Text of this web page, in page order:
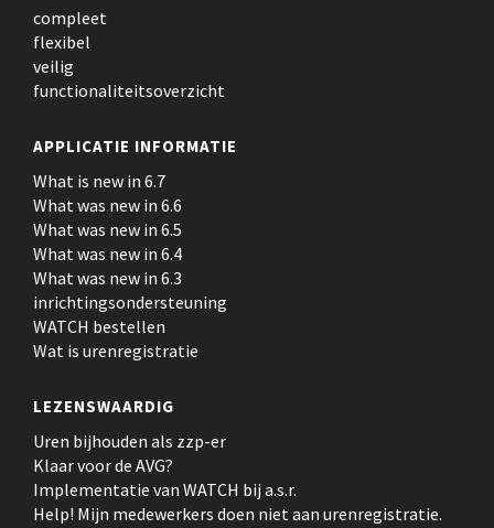
compleet
flexibel
veilig
functionaliteitsoverzicht
APPLICATIE INFORMATIE
What is new in 6.7
What was new in 6.6
What was new in 6.5
What was new in 6.4
What was new in 6.3
inrichtingsondersteuning
WATCH bestellen
Wat is urenregistratie
LEZENSWAARDIG
Uren bijhouden als zzp-er
Klaar voor de AVG?
Implementatie van WATCH bij a.s.r.
Help! Mijn medewerkers doen niet aan urenregistratie.